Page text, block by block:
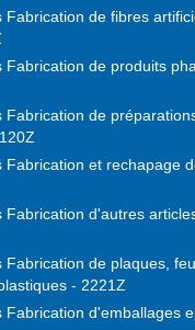
Fabrication de fibres
Fabrication de produits
Fabrication de
Fabrication et rechapage
Fabrication d'autres
Fabrication de plaques,
- 2221Z
Fabrication d'emballages